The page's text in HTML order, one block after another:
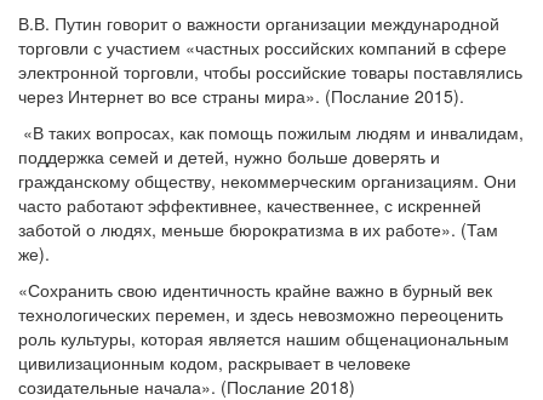
В.В. Путин говорит о важности организации международной
торговли с участием «частных российских компаний в сфере
электронной торговли, чтобы российские товары поставлялись
через Интернет во все страны мира». (Послание 2015).
«В таких вопросах, как помощь пожилым людям и инвалидам,
поддержка семей и детей, нужно больше доверять и
гражданскому обществу, некоммерческим организациям. Они
часто работают эффективнее, качественнее, с искренней
заботой о людях, меньше бюрократизма в их работе». (Там
же).
«Сохранить свою идентичность крайне важно в бурный век
технологических перемен, и здесь невозможно переоценить
роль культуры, которая является нашим общенациональным
цивилизационным кодом, раскрывает в человеке
созидательные начала». (Послание 2018)